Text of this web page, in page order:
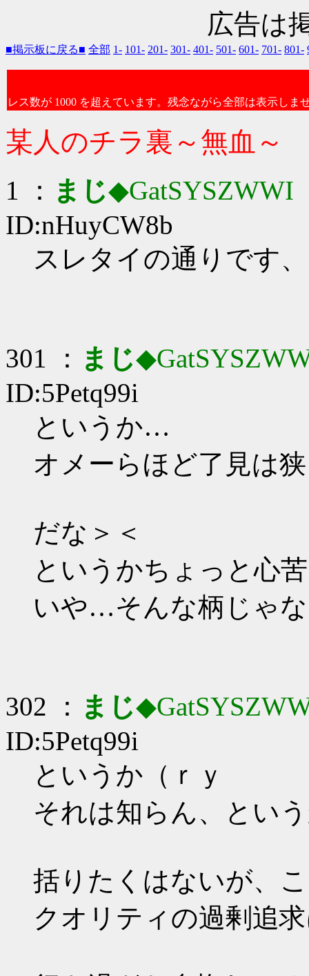
広告は
■掲示板に戻る■ 全部 1- 101- 201- 301- 401- 501- 601- 701- 801-
レス数が 1000 を超えています。残念ながら全部は表示しま
某人のチラ裏～無血～
1 ： まじ◆GatSYSZWWI
ID:nHuyCW8b
スレタイの通りです
301 ： まじ
ID:5Petq99i
というか…
オメーらほど了見は
だな＞＜
というかちょっと心
いや…そんな柄じゃ
302 ： まじ
ID:5Petq99i
というか（ｒｙ
それは知らん、とい
括りたくはないが、
クオリティの過剰追